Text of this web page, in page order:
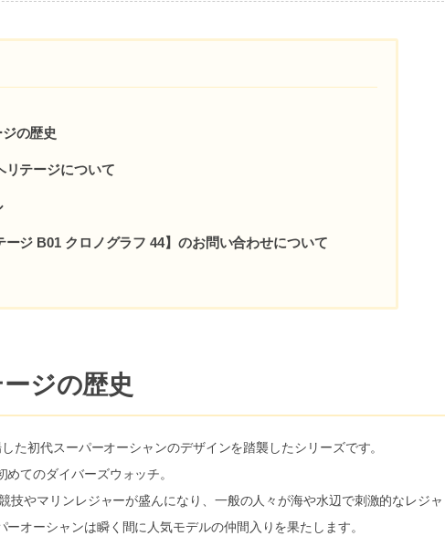
の歴史
リテージについて
ージ B01 クロノグラフ 44】のお問い合わせについて
ジの歴史
た初代スーパーオーシャンのデザインを踏襲したシリーズです。
てのダイバーズウォッチ。
技やマリンレジャーが盛んになり、一般の人々が海や水辺で刺激的なレジャ
オーシャンは瞬く間に人気モデルの仲間入りを果たします。